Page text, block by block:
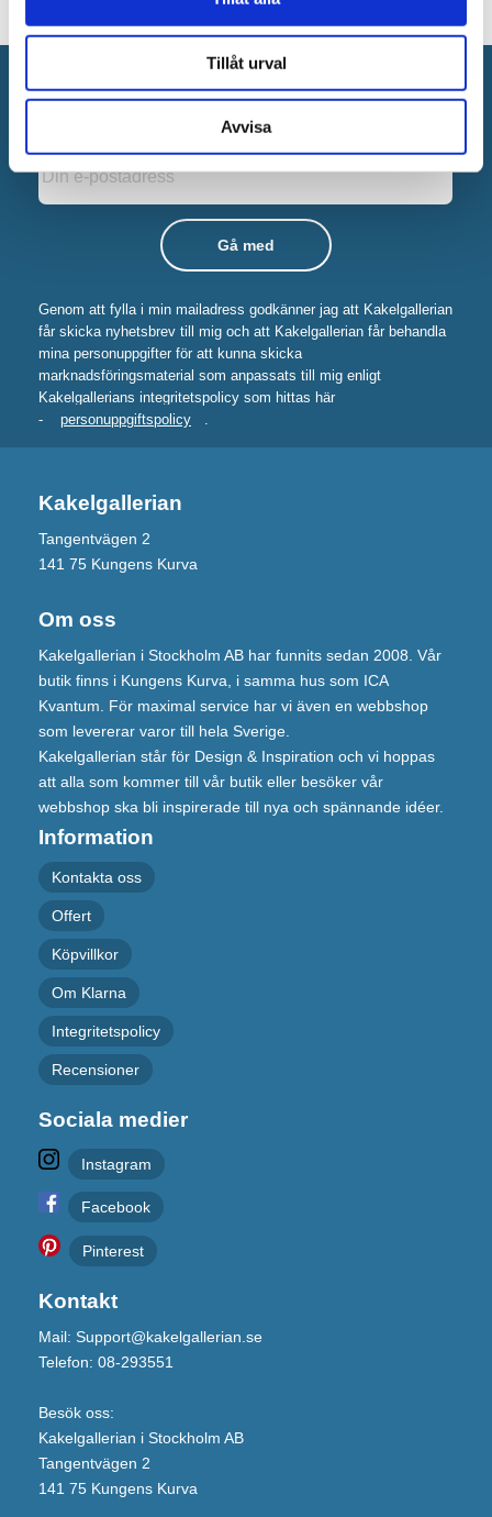
Tillåt urval
Avvisa
Anmäl dig till vårt nyhetsbrev!
Kampanjer
Genom att fylla i min mailadress godkänner jag att Kakelgallerian
får skicka nyhetsbrev till mig och att Kakelgallerian får behandla
mina personuppgifter för att kunna skicka
marknadsföringsmaterial som anpassats till mig enligt
Kakelgallerians integritetspolicy som hittas här
-
personuppgiftspolicy .
Kakelgallerian
Tangentvägen 2
141 75 Kungens Kurva
Om oss
Kakelgallerian i Stockholm AB har funnits sedan 2008. Vår
butik finns i Kungens Kurva, i samma hus som ICA
Kvantum. För maximal service har vi även en webbshop
som levererar varor till hela Sverige.
Kakelgallerian står för Design & Inspiration och vi hoppas
att alla som kommer till vår butik eller besöker vår
webbshop ska bli inspirerade till nya och spännande idéer.
Information
Kontakta oss
Offert
Köpvillkor
Om Klarna
Integritetspolicy
Recensioner
Sociala medier
Instagram
Facebook
Pinterest
Kontakt
Mail: Support@kakelgallerian.se
Telefon: 08-293551
Besök oss:
Kakelgallerian i Stockholm AB
Tangentvägen 2
141 75 Kungens Kurva